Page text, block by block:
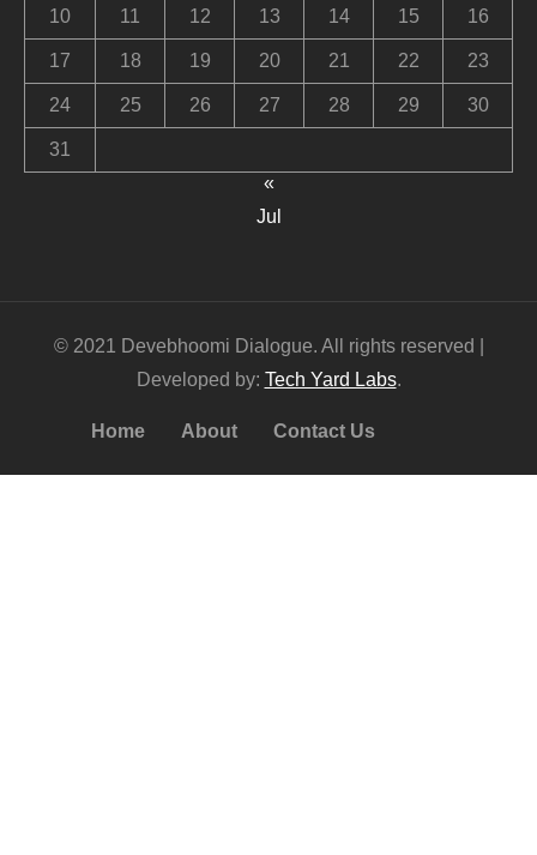
10 11 12 13 14 15 16
17 18 19 20 21 22 23
24 25 26 27 28 29 30
31
«
Jul
© 2021 Devebhoomi Dialogue. All rights reserved |
Developed by: Tech Yard Labs.
Home About Contact Us